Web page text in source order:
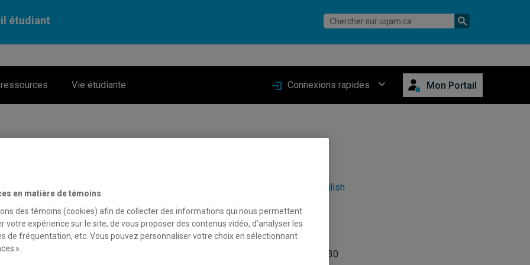
étudiant
Vie étudiante Connexions rapides Mon Portail
logement
English
juillet 2026
à Montréal? Prenez part à ce webinaire en ligne, le 29 juillet 2026 de 13h30
en matière de témoins
des témoins (cookies) afin de collecter des informations qui nous permettent
votre expérience sur le site, de vous proposer des contenus vidéo, d’analyser les
de fréquentation, etc. Vous pouvez personnaliser votre choix en sélectionnant
».